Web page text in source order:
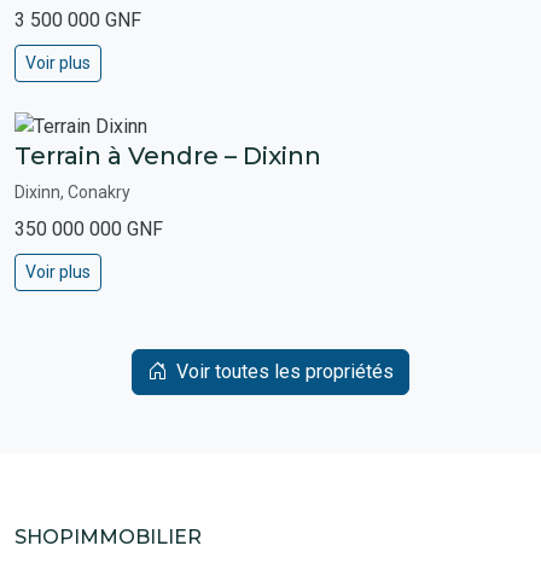
3 500 000 GNF
Voir plus
Terrain à Vendre – Dixinn
Dixinn, Conakry
350 000 000 GNF
Voir plus
Voir toutes les propriétés
SHOPIMMOBILIER